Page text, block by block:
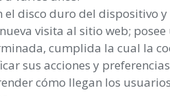
el disco duro del dispositivo
visita al sitio web;
cumplida la cual la
sus acciones y
cómo llegan los